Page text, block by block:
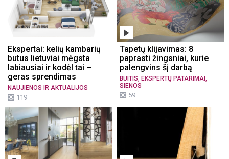
Ekspertai: kelių kambarių
butus lietuviai mėgsta
labiausiai ir kodėl tai –
geras sprendimas
NAUJIENOS IR AKTUALIJOS
119
Tapetų klijavimas: 8
paprasti žingsniai, kurie
palengvins šį darbą
BUITIS, EKSPERTŲ PATARIMAI ,
SIENOS
59